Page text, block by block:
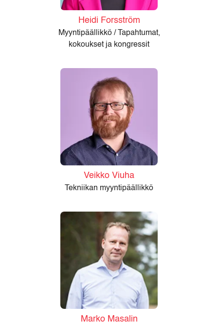
Heidi Forsström
Myyntipäällikkö / Tapahtumat,
kokoukset ja kongressit
Veikko Viuha
Tekniikan myyntipäällikkö
Marko Masalin